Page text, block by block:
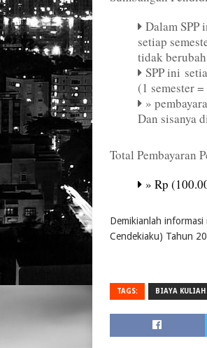
Dalam SPP
setiap
tidak
SPP ini
(1 semester
»
Dan sisanya
Total Pembayaran
» Rp
Demikianlah
Cendekiaku) Tahun
TAGS: BIAYA KULIAH